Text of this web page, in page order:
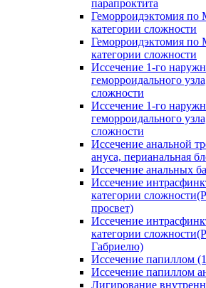
парапроктита
Геморроидэктомия по
категории сложности
Геморроидэктомия
категории сложности
Иссечение 1-го
геморроидального
сложности
Иссечение 1-го
геморроидального
сложности
Иссечение анальной
ануса, перианальная
Иссечение анальных
Иссечение
категории
просвет)
Иссечение
категории
Габриелю)
Иссечение папиллом
Иссечение папиллом
Лигирование